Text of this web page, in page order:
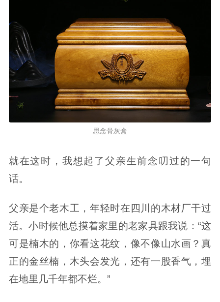
思念骨灰盒
就在这时，我想起了父亲生前念叨过的一句
话。
父亲是个老木工，年轻时在四川的木材厂干过
活。小时候他总摸着家里的老家具跟我说：“这
可是楠木的，你看这花纹，像不像山水画？真
正的金丝楠，木头会发光，还有一股香气，埋
在地里几千年都不烂。”